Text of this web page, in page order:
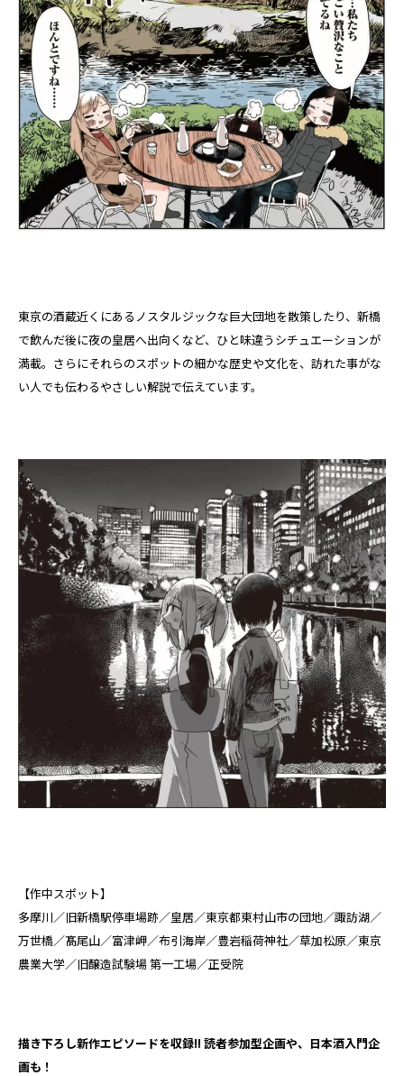
東京の酒蔵近くにあるノスタルジックな巨大団地を散策したり、新橋
で飲んだ後に夜の皇居へ出向くなど、ひと味違うシチュエーションが
満載。さらにそれらのスポットの細かな歴史や文化を、訪れた事がな
い人でも伝わるやさしい解説で伝えています。
【作中スポット】
多摩川／旧新橋駅停車場跡／皇居／東京都東村山市の団地／諏訪湖／
万世橋／髙尾山／富津岬／布引海岸／豊岩稲荷神社／草加松原／東京
農業大学／旧醸造試験場 第一工場／正受院
描き下ろし新作エピソードを収録!! 読者参加型企画や、日本酒入門企
画も！